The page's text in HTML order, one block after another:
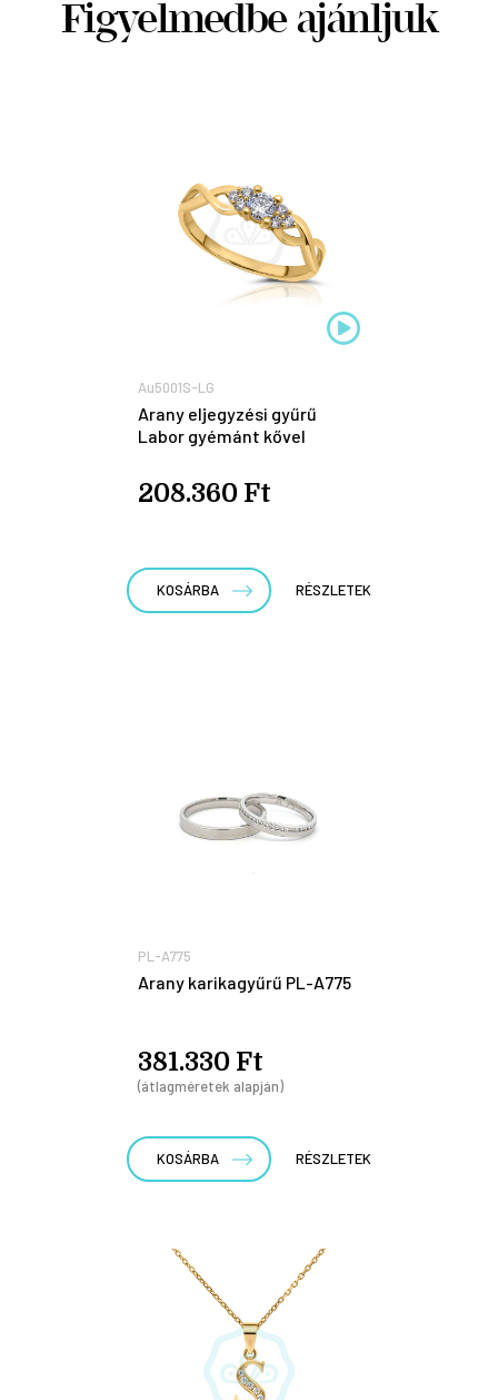
Figyelmedbe ajánljuk
Au5001S-LG
Arany eljegyzési gyűrű
Labor gyémánt kővel
208.360 Ft
KOSÁRBA RÉSZLETEK
PL-A775
Arany karikagyűrű PL-A775
381.330 Ft
(átlagméretek alapján)
KOSÁRBA RÉSZLETEK